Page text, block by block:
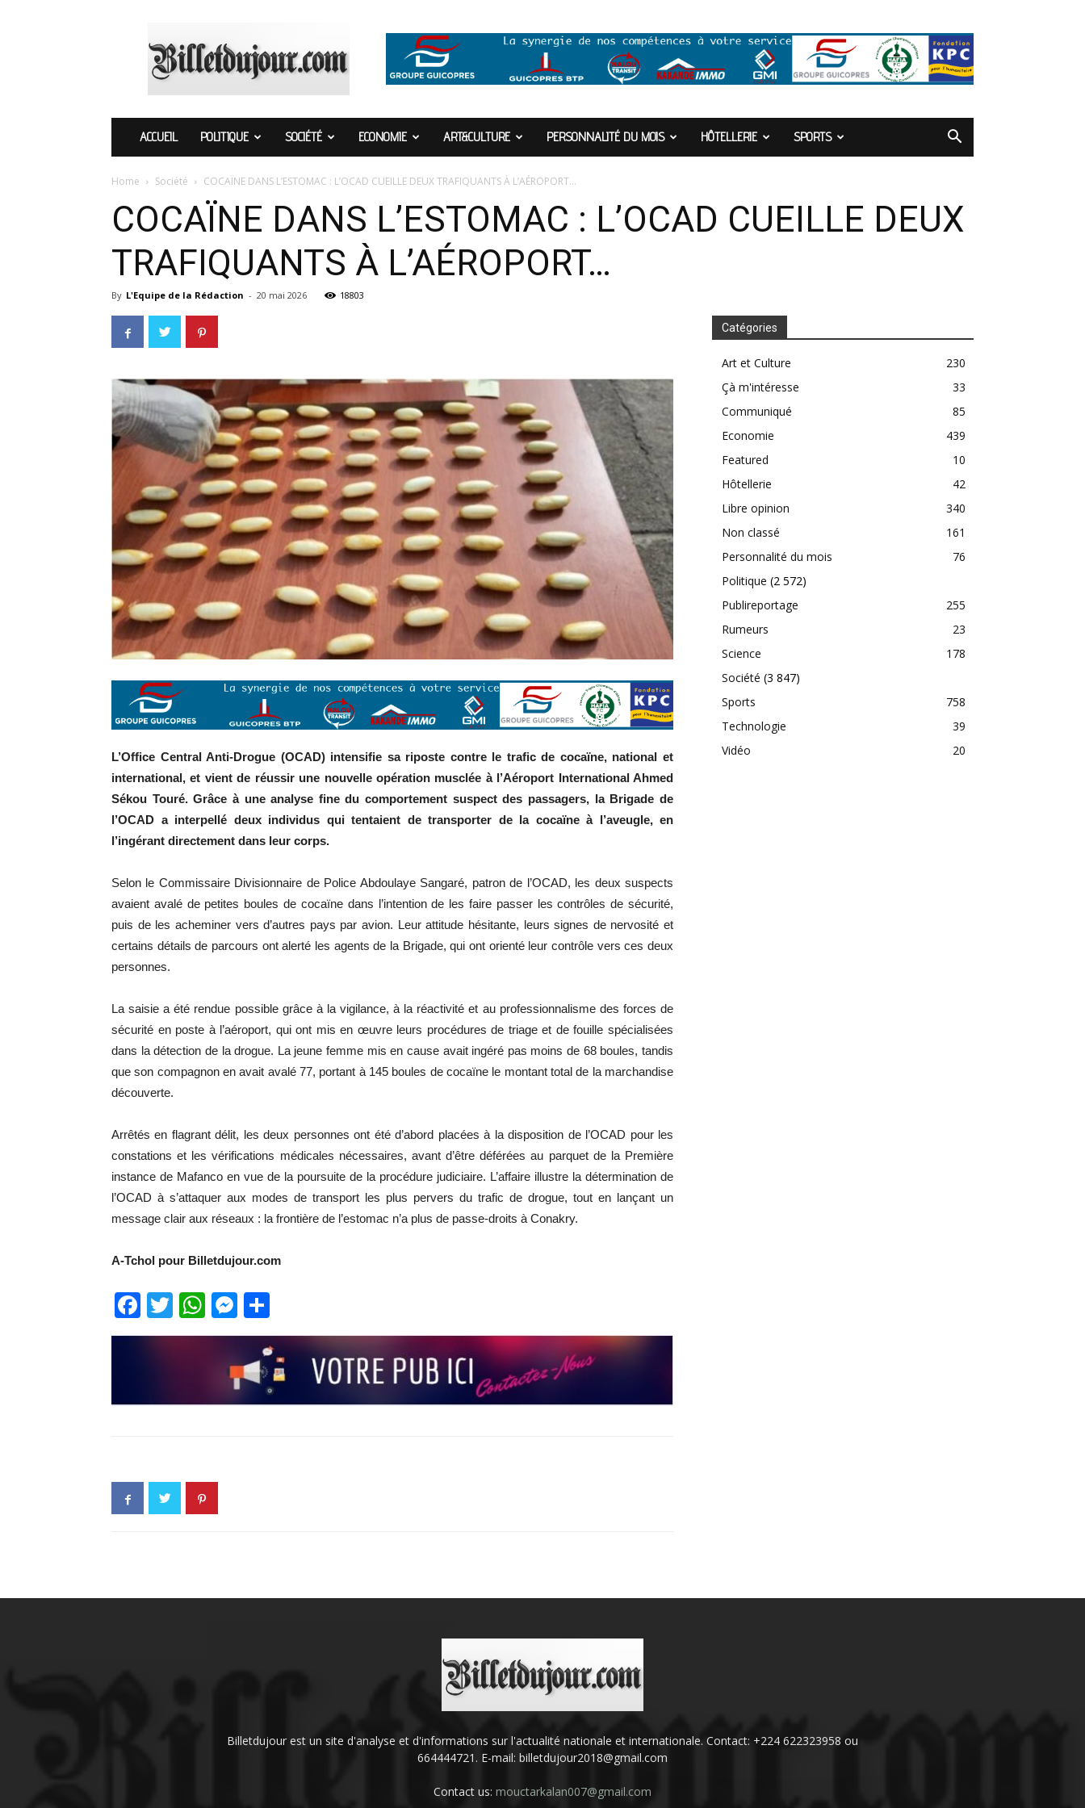
ACCUEIL POLITIQUE SOCIÉTÉ ECONOMIE ART&CULTURE PERSONNALITÉ DU MOIS HÔTELLERIE SPORTS
Home Société COCAÏNE DANS L’ESTOMAC : L’OCAD CUEILLE DEUX TRAFIQUANTS À L’AÉROPORT…
COCAÏNE DANS L’ESTOMAC : L’OCAD CUEILLE DEUX
TRAFIQUANTS À L’AÉROPORT…
By L'Equipe de la Rédaction - 20 mai 2026 18803
L’Office Central Anti‑Drogue (OCAD) intensifie sa riposte contre le trafic de cocaïne, national et
international, et vient de réussir une nouvelle opération musclée à l’Aéroport International Ahmed
Sékou Touré. Grâce à une analyse fine du comportement suspect des passagers, la Brigade de
l’OCAD a interpellé deux individus qui tentaient de transporter de la cocaïne à l’aveugle, en
l’ingérant directement dans leur corps.
Selon le Commissaire Divisionnaire de Police Abdoulaye Sangaré, patron de l’OCAD, les deux suspects
avaient avalé de petites boules de cocaïne dans l’intention de les faire passer les contrôles de sécurité,
puis de les acheminer vers d’autres pays par avion. Leur attitude hésitante, leurs signes de nervosité et
certains détails de parcours ont alerté les agents de la Brigade, qui ont orienté leur contrôle vers ces deux
personnes.
La saisie a été rendue possible grâce à la vigilance, à la réactivité et au professionnalisme des forces de
sécurité en poste à l’aéroport, qui ont mis en œuvre leurs procédures de triage et de fouille spécialisées
dans la détection de la drogue. La jeune femme mis en cause avait ingéré pas moins de 68 boules, tandis
que son compagnon en avait avalé 77, portant à 145 boules de cocaïne le montant total de la marchandise
découverte.
Arrêtés en flagrant délit, les deux personnes ont été d’abord placées à la disposition de l’OCAD pour les
constations et les vérifications médicales nécessaires, avant d’être déférées au parquet de la Première
instance de Mafanco en vue de la poursuite de la procédure judiciaire. L’affaire illustre la détermination de
l’OCAD à s’attaquer aux modes de transport les plus pervers du trafic de drogue, tout en lançant un
message clair aux réseaux : la frontière de l’estomac n’a plus de passe‑droits à Conakry.
A-Tchol pour Billetdujour.com
Facebook
TwitterWhatsApp
Messenger
Catégories
Art et Culture
230
Çà m'intéresse
33
Communiqué
85
Economie
439
Featured
10
Hôtellerie
42
Libre opinion
340
Non classé
161
Personnalité du mois
76
Politique (2 572)
Publireportage
255
Rumeurs
23
Science
178
Société (3 847)
Sports
758
Technologie
39
Vidéo
20
Billetdujour est un site d'analyse et d'informations sur l'actualité nationale et internationale. Contact: +224 622323958 ou
664444721. E-mail: billetdujour2018@gmail.com
Contact us: mouctarkalan007@gmail.com